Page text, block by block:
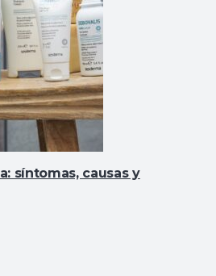
sí­ntomas, causas y